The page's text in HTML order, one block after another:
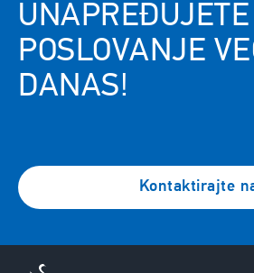
UNAPREĐUJETE
POSLOVANJE
DANAS!
Kontaktirajte